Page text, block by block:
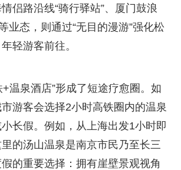
侣路沿线“骑行驿站”、厦门鼓浪
业态，则通过“无目的漫游”强化松
轻游客前往。
+温泉酒店”形成了短途疗愈圈。如
市游客会选择2小时高铁圈内的温泉
长假。例如，从上海出发1小时即
的汤山温泉是南京市民乃至长三
的重要选择：拥有崖壁景观视角